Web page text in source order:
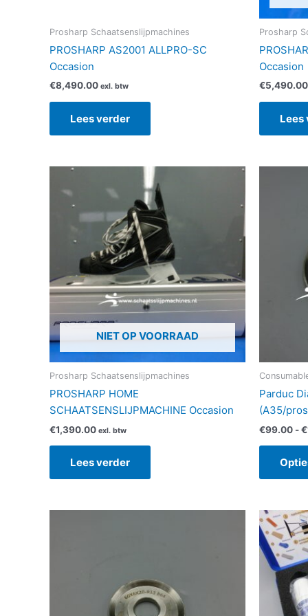
Prosharp Schaatsenslijpmachines
PROSHARP AS2001 ALLPRO-SC
Occasion
€8,490.00 exl. btw
Lees verder
Prosharp
Occasion
€5,490.00
Lees
NIET OP VOORRAAD
Prosharp Schaatsenslijpmachines
PROSHARP HOME
SCHAATSENSLIJPMACHINE Occasion
€1,390.00 exl. btw
Lees verder
Parduc
(A35/
€99.00 -€
Deze